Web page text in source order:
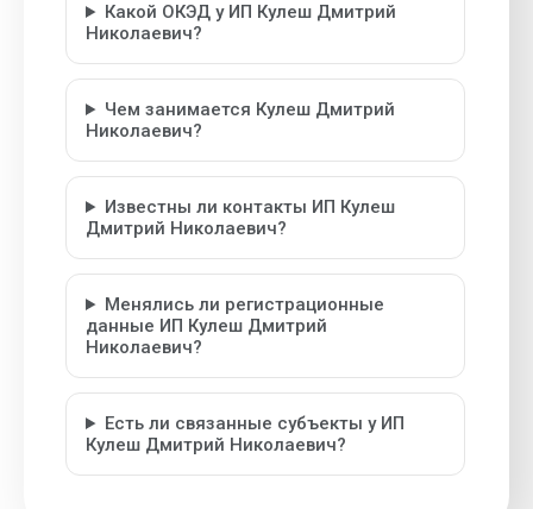
Какой ОКЭД у ИП Кулеш Дмитрий
Николаевич?
Чем занимается Кулеш Дмитрий
Николаевич?
Известны ли контакты ИП Кулеш
Дмитрий Николаевич?
Менялись ли регистрационные
данные ИП Кулеш Дмитрий
Николаевич?
Есть ли связанные субъекты у ИП
Кулеш Дмитрий Николаевич?